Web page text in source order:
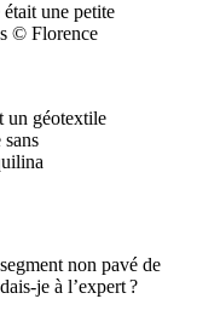
une petite
© Florence
un géotextile
sans
non pavé de
je à l’expert ?